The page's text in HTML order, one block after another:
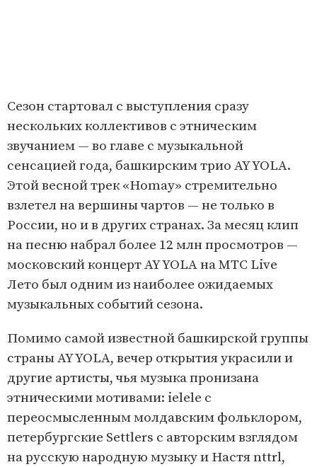
Сезон стартовал с выступления сразу
нескольких коллективов с этническим
звучанием — во главе с музыкальной
сенсацией года, башкирским трио AY YOLA.
Этой весной трек «Homay» стремительно
взлетел на вершины чартов — не только в
России, но и в других странах. За месяц клип
на песню набрал более 12 млн просмотров —
московский концерт AY YOLA на МТС Live
Лето был одним из наиболее ожидаемых
музыкальных событий сезона.
Помимо самой известной башкирской группы
страны AY YOLA, вечер открытия украсили и
другие артисты, чья музыка пронизана
этническими мотивами: ielele с
переосмысленным молдавским фольклором,
петербургские Settlers с авторским взглядом
на русскую народную музыку и Настя nttrl,